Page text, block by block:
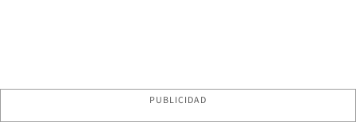
PUBLICIDAD